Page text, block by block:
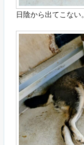
日陰から出てこない。